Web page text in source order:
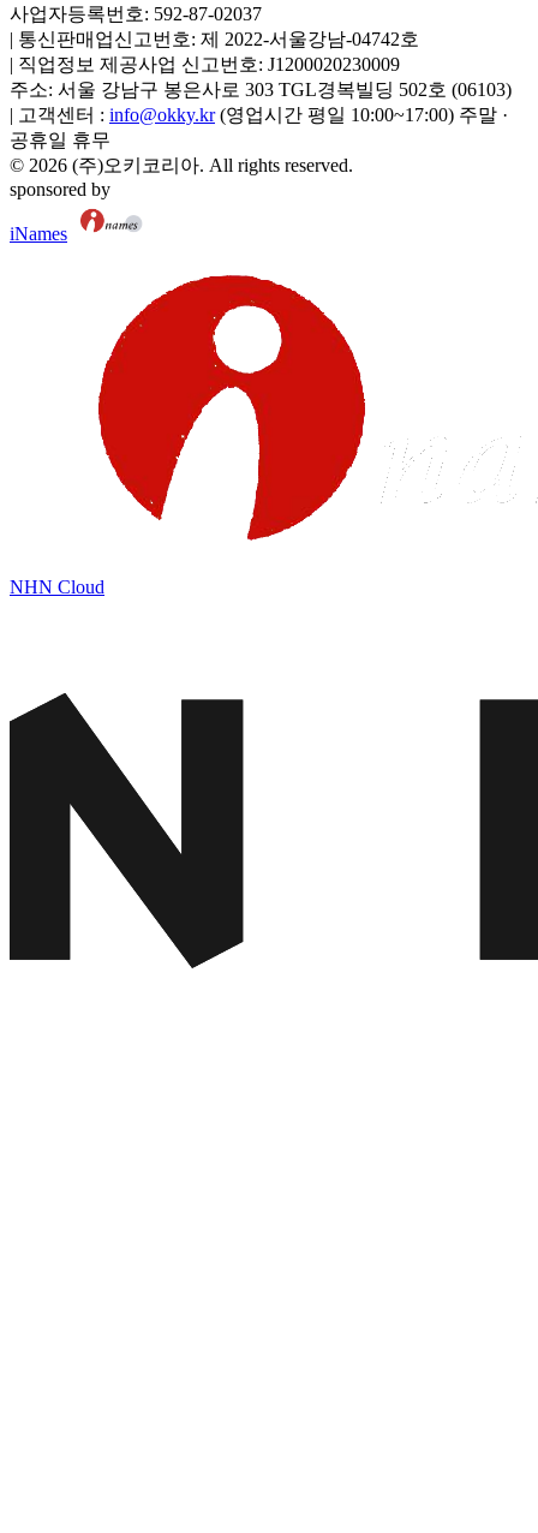
사업자등록번호: 592-87-02037
| 통신판매업신고번호: 제 2022-서울강남-04742호
| 직업정보 제공사업 신고번호: J1200020230009
주소: 서울 강남구 봉은사로 303 TGL경복빌딩 502호 (06103)
| 고객센터 : info@okky.kr (영업시간 평일 10:00~17:00) 주말 ·
공휴일 휴무
© 2026 (주)오키코리아. All rights reserved.
sponsored by
iNames
NHN Cloud